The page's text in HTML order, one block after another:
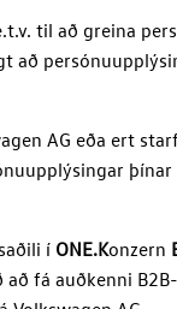
til að greina
að
AG eða ert
í ONE.Konzern
fá auðkenni